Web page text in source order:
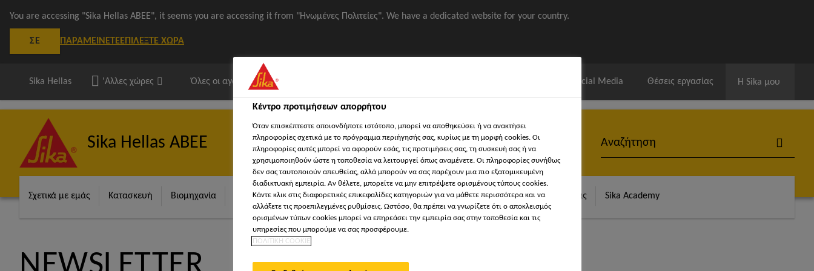
You are accessing "Sika Hellas ΑΒΕΕ", it seems you are accessing it from "Ηνωμένες Πολιτείες". We have a dedicated website for your country.
ΣΕ ΠΑΡΑΜΕΊΝΕΤΕΕΠΙΛΈΞΤΕ ΧΏΡΑ
Sika Hellas 'Αλλες χώρες Όλες οι αγορές Social Media Θέσεις εργασίας Η Sika μου
Sika Hellas ΑΒΕΕ
Σχετικά με εμάς Κατασκευή Βιομηχανία Λύσεις για χώρους κατοικίας 'Eγγραφα Λογισμικά Sika / ΒΙΜ 'Εργα Αναφοράς Sika Academy
Κέντρο προτιμήσεων απορρήτου
Όταν επισκέπτεστε οποιονδήποτε ιστότοπο, μπορεί να αποθηκεύσει ή να ανακτήσει
πληροφορίες σχετικά με το πρόγραμμα περιήγησής σας, κυρίως με τη μορφή cookies. Οι
πληροφορίες αυτές μπορεί να αφορούν εσάς, τις προτιμήσεις σας, τη συσκευή σας ή να
χρησιμοποιηθούν ώστε η τοποθεσία να λειτουργεί όπως αναμένετε. Οι πληροφορίες συνήθως
δεν σας ταυτοποιούν απευθείας, αλλά μπορούν να σας παρέχουν μια πιο εξατομικευμένη
διαδικτυακή εμπειρία. Αν θέλετε, μπορείτε να μην επιτρέψετε ορισμένους τύπους cookies.
Κάντε κλικ στις διαφορετικές επικεφαλίδες κατηγοριών για να μάθετε περισσότερα και να
αλλάξετε τις προεπιλεγμένες ρυθμίσεις. Ωστόσο, θα πρέπει να γνωρίζετε ότι ο αποκλεισμός
ορισμένων τύπων cookies μπορεί να επηρεάσει την εμπειρία σας στην τοποθεσία και τις
υπηρεσίες που μπορούμε να σας προσφέρουμε.
ΠΟΛΙΤΙΚΗ COOKIE